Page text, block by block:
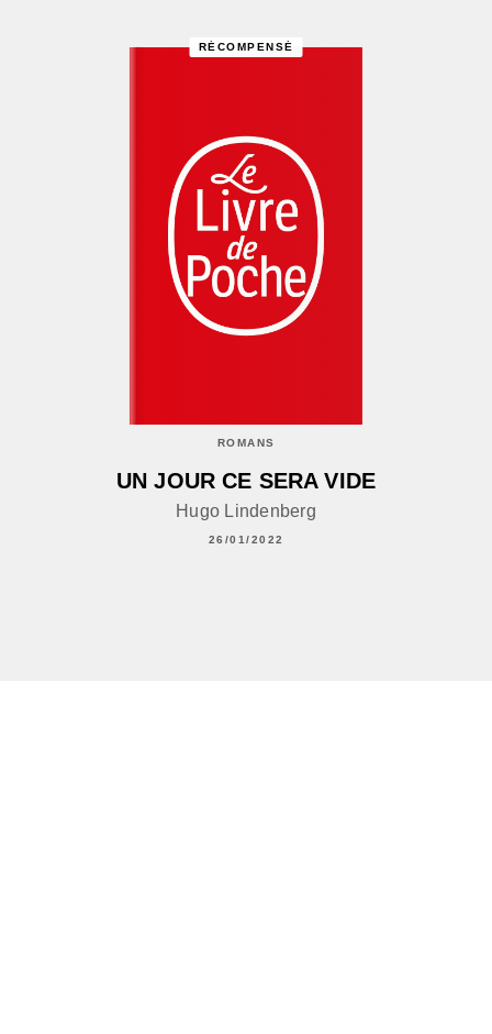
RÉCOMPENSÉ
ROMANS
UN JOUR CE SERA VIDE
Hugo Lindenberg
26/01/2022